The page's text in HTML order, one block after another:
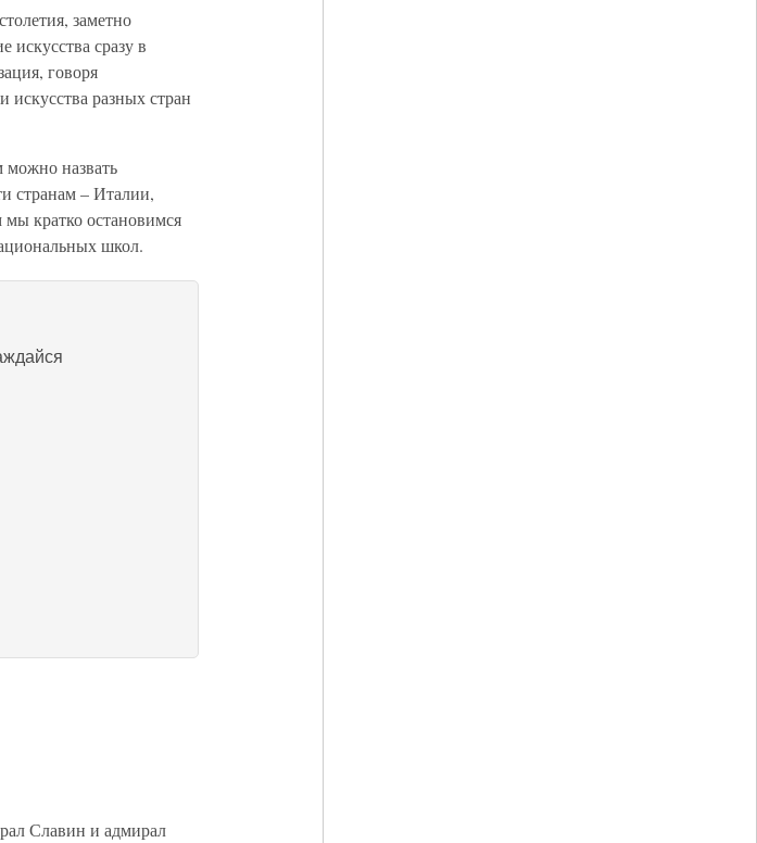
заметно
сразу в
говоря
разных стран
можно назвать
странам – Италии,
кратко остановимся
школ.
Славин и адмирал